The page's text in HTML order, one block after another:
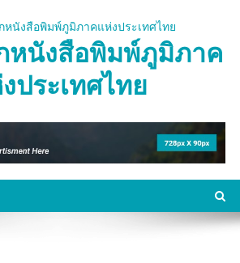
หนังสือพิมพ์ภูมิภาค
ประเทศไทย